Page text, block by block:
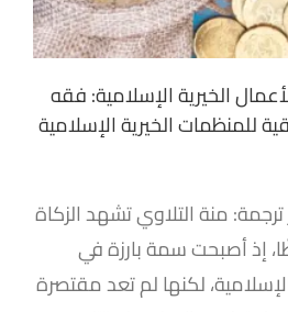
الخيرية الإسلامية: فقه
للمنظمات الخيرية الإسلامية
ترجمة: منة التلاوي تشهد الزكاة
إذ أصبحت سمة بارزة في
لكنها لم تعد مقتصرة